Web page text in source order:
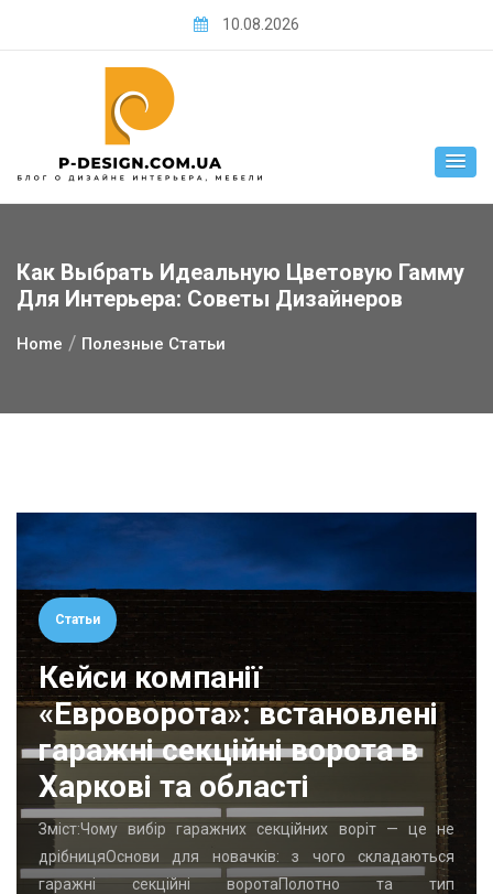
10.08.2026
Как Выбрать Идеальную Цветовую Гамму
Для Интерьера: Советы Дизайнеров
Home Полезные Статьи
Статьи
Кейси компанії
«Евроворота»: встановлені
гаражні секційні ворота в
Харкові та області
Зміст:Чому вибір гаражних секційних воріт — це не
дрібницяОснови для новачків: з чого складаються
гаражні секційні воротаПолотно та тип